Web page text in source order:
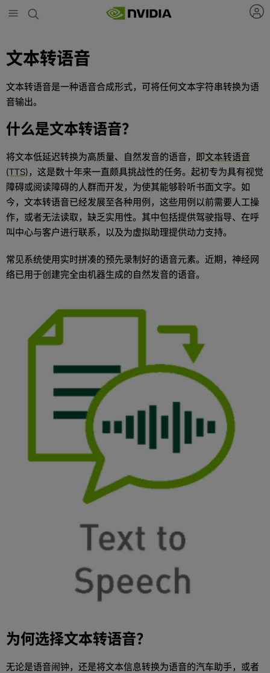
to
文本转语音
文本转语音是一种语音合成形式，可将任何文本字符串转换为语
音输出。
什么是文本转语音？
将文本低延迟转换为高质量、自然发音的语音，即文本转语音
(TTS)，这是数十年来一直颇具挑战性的任务。起初专为具有视觉
障碍或阅读障碍的人群而开发，为使其能够聆听书面文字。如
今，文本转语音已经发展至各种用例，这些用例以前需要人工操
作，或者无法读取，缺乏实用性。其中包括提供驾驶指导、在呼
叫中心与客户进行联系，以及为虚拟助理提供动力支持。
常见系统使用实时拼凑的预先录制好的语音元素。近期，神经网
络已用于创建完全由机器生成的自然发音的语音。
为何选择文本转语音？
无论是语音闹钟，还是将文本信息转换为语音的汽车助手，或者